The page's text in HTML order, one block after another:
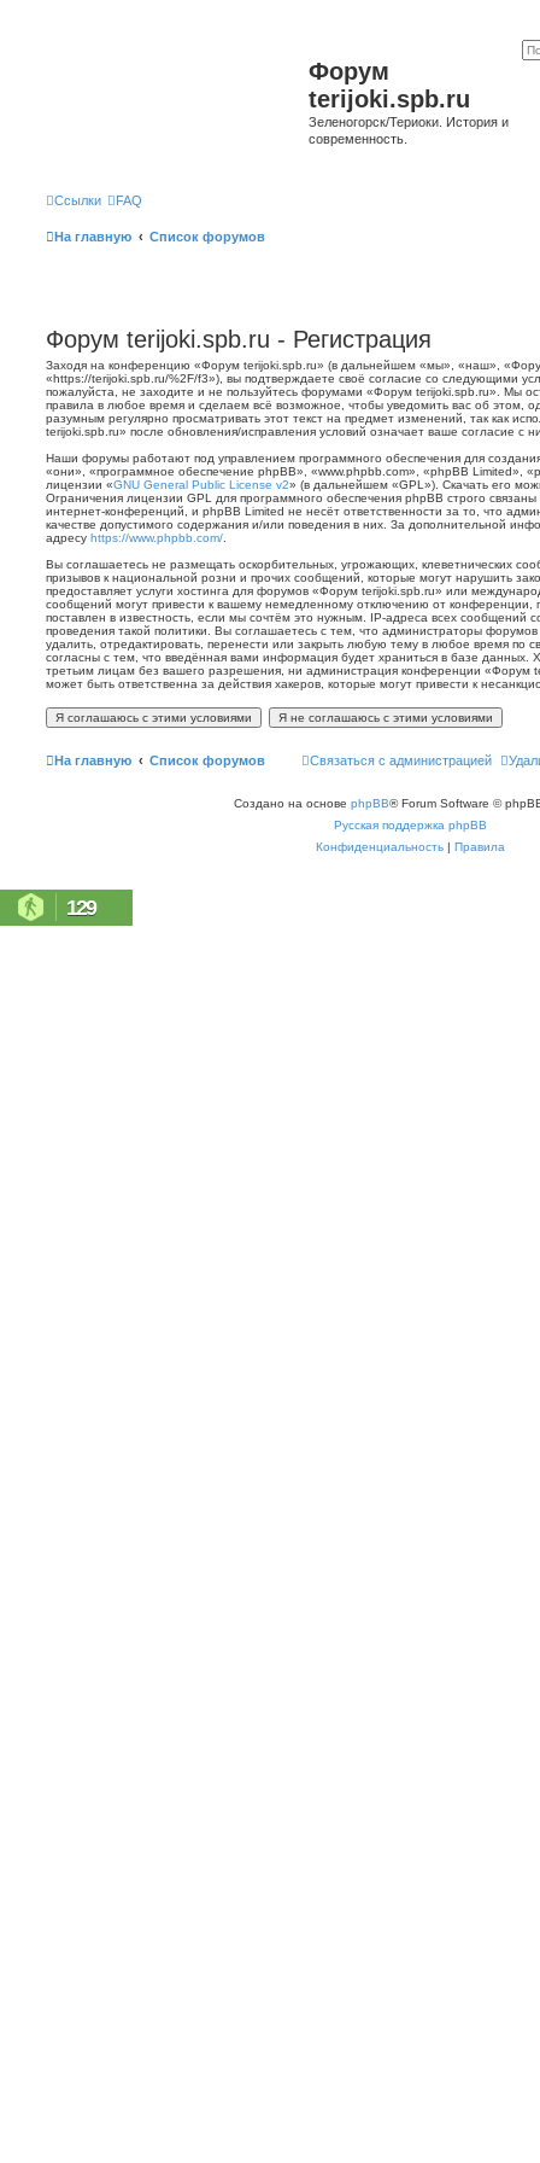
Форум
terijoki.spb.ru
Зеленогорск/Териоки. История и
современность.
Ссылки FAQ
На главную Список форумов
Форум terijoki.spb.ru - Регистрация
Заходя на конференцию «Форум terijoki.spb.ru» (в дальнейшем «мы», «наш»,
«https://terijoki.spb.ru/%2F/f3»), вы подтверждаете своё согласие со следующими
пожалуйста, не заходите и не пользуйтесь форумами «Форум terijoki.spb.ru». Мы
правила в любое время и сделаем всё возможное, чтобы уведомить вас об этом,
разумным регулярно просматривать этот текст на предмет изменений, так как
terijoki.spb.ru» после обновления/исправления условий означает ваше согласие с
Наши форумы работают под управлением программного обеспечения для
«они», «программное обеспечение phpBB», «www.phpbb.com», «phpBB Limited»,
лицензии «GNU General Public License v2» (в дальнейшем «GPL»). Скачать его
Ограничения лицензии GPL для программного обеспечения phpBB строго
интернет-конференций, и phpBB Limited не несёт ответственности за то, что
качестве допустимого содержания и/или поведения в них. За дополнительной
адресу https://www.phpbb.com/
Вы соглашаетесь не размещать оскорбительных, угрожающих, клеветнических
призывов к национальной розни и прочих сообщений, которые могут нарушить
предоставляет услуги хостинга для форумов «Форум terijoki.spb.ru» или
сообщений могут привести к вашему немедленному отключению от конференции,
поставлен в известность, если мы сочтём это нужным. IP-адреса всех сообщений
проведения такой политики. Вы соглашаетесь с тем, что администраторы
удалить, отредактировать, перенести или закрыть любую тему в любое время по
согласны с тем, что введённая вами информация будет храниться в базе данных.
третьим лицам без вашего разрешения, ни администрация конференции «Форум
может быть ответственна за действия хакеров, которые могут привести к
На главную Список форумов Связаться с администрацией
Создано на основе phpBB® Forum Software ©
Русская поддержка phpBB
Конфиденциальность | Правила
129